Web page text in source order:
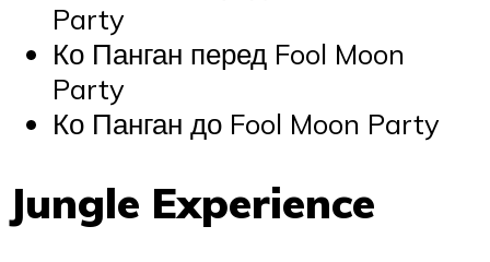
Party
Ко Панган перед Fool Moon
Party
Ко Панган до Fool Moon Party
Jungle Experience